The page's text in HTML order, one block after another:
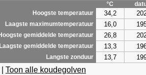
°C
Hoogste temperatuur
34,2
Laagste maximumtemperatuur 16,0
gemiddelde temperatuur 26,8
Laagste gemiddelde temperatuur 13,3
Langste zonduur 13,7
Toon alle koudegolven